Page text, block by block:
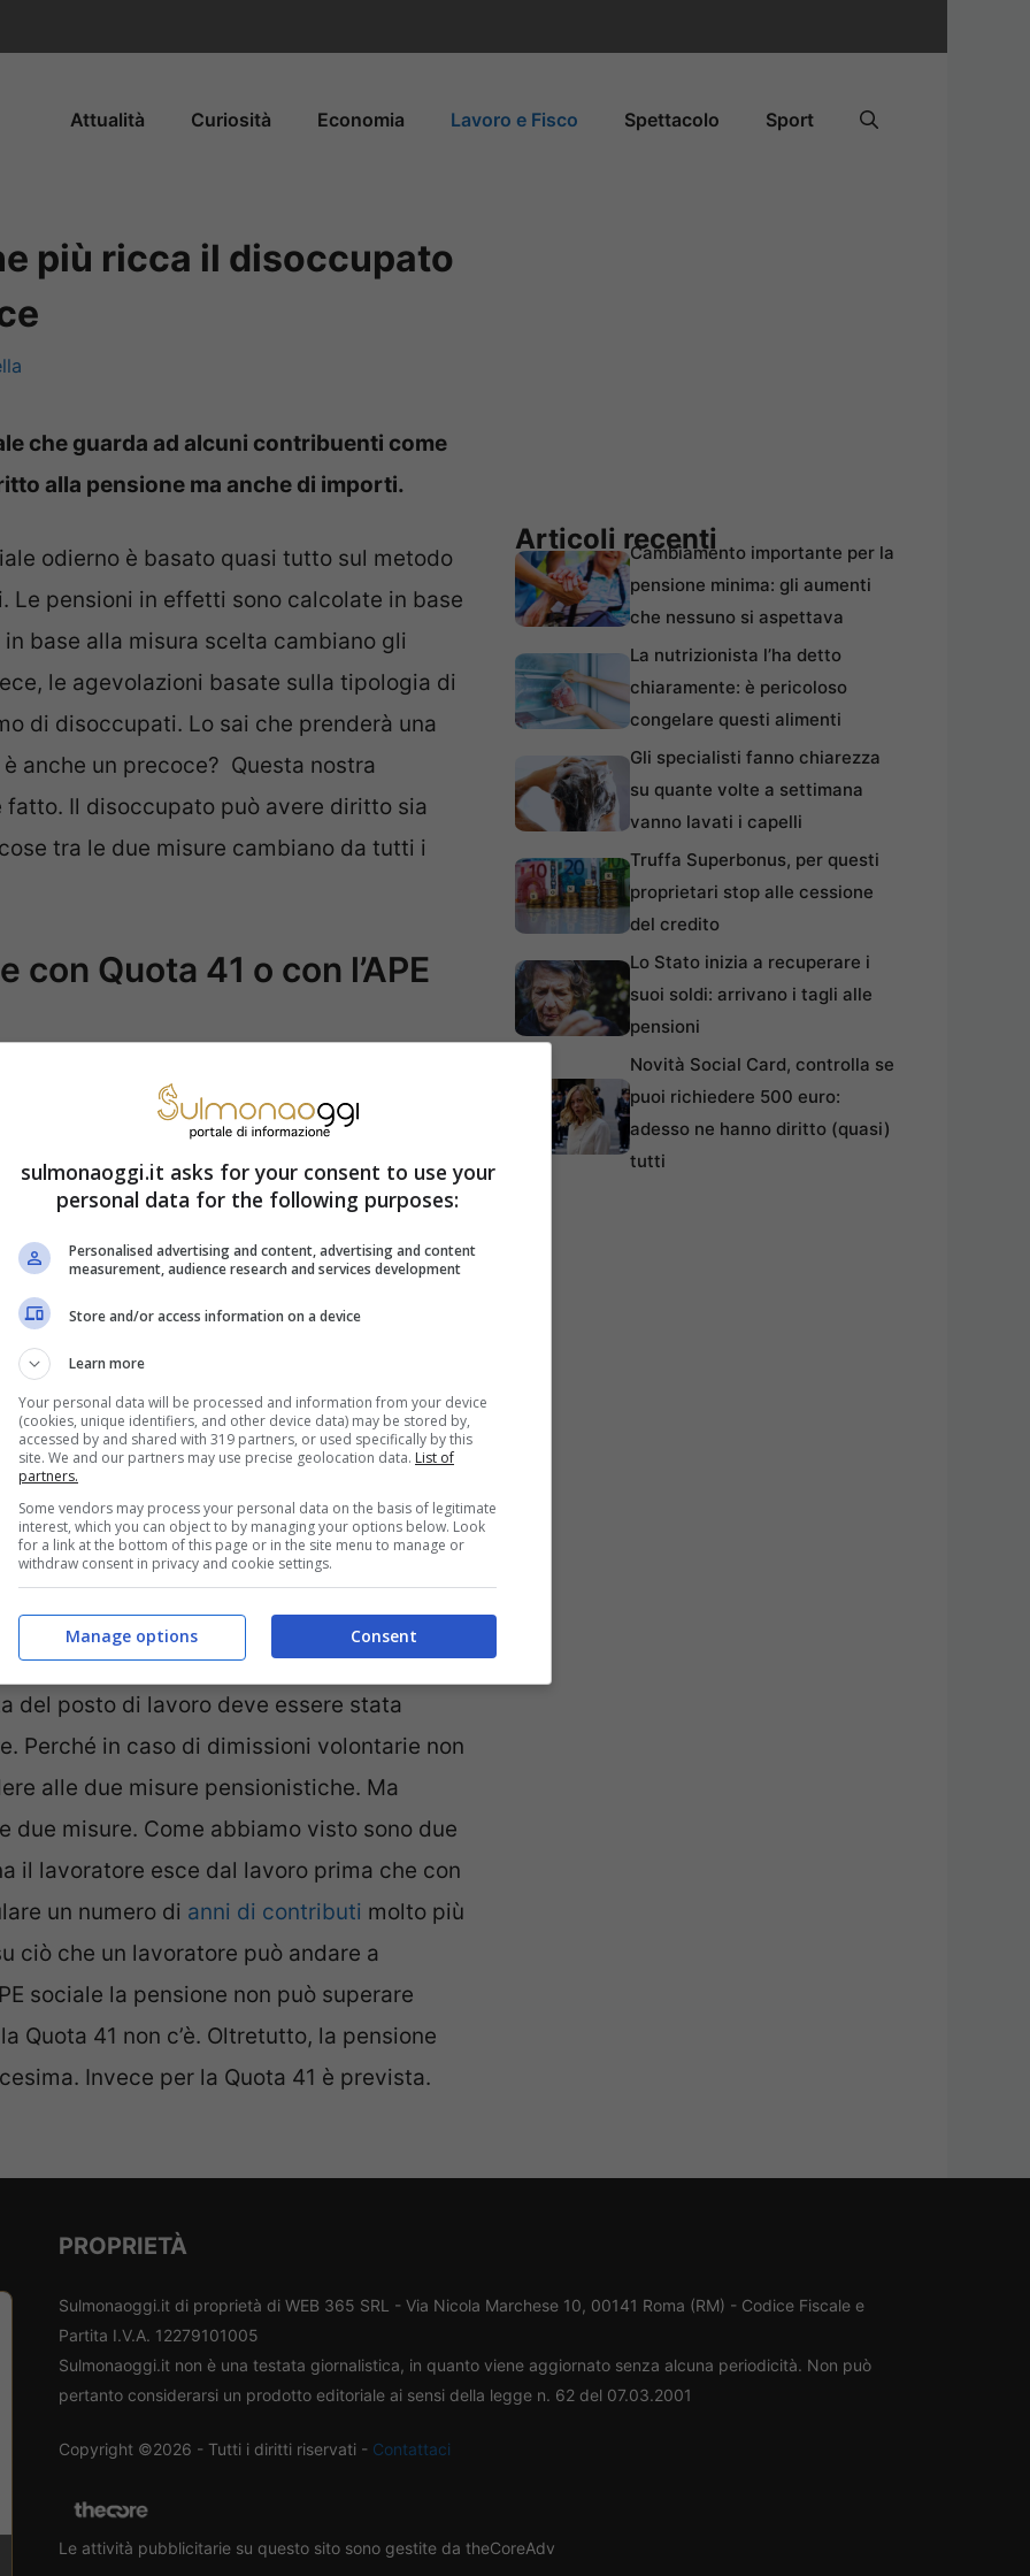
Attualità Curiosità Economia Lavoro e Fisco Spettacolo Sport
più ricca il disoccupato
che guarda ad alcuni contribuenti come
alla pensione ma anche di importi.
odierno è basato quasi tutto sul metodo
pensioni in effetti sono calcolate in base
base alla misura scelta cambiano gli
le agevolazioni basate sulla tipologia di
di disoccupati. Lo sai che prenderà una
anche un precoce? Questa nostra
Il disoccupato può avere diritto sia
tra le due misure cambiano da tutti i
Quota 41 o con l’APE
platee di riferimento. Infatti, entrambe
disoccupati e addetti alle mansioni
prende a prescindere dall’età. Ma
anni effettivi e un anno completato prima
servono 30 anni di contributi e 63,5 anni
due misure qualcosa cambia. Perché per
la NASPI. Per la Quota 41 per i
l’ultima NASPI presa sia vecchia di
ricca il disoccupato che
e due queste misure si prende solo se il
aver perso l’ultimo posto di lavoro in
del posto di lavoro deve essere stata
Perché in caso di dimissioni volontarie non
alle due misure pensionistiche. Ma
due misure. Come abbiamo visto sono due
il lavoratore esce dal lavoro prima che con
un numero di anni di contributi molto più
ciò che un lavoratore può andare a
sociale la pensione non può superare
Quota 41 non c’è. Oltretutto, la pensione
Invece per la Quota 41 è prevista.
Articoli recentiCambiamento importante per la
pensione minima: gli aumenti
che nessuno si aspettava
La nutrizionista l’ha detto
chiaramente: è pericoloso
congelare questi alimenti
Gli specialisti fanno chiarezza
su quante volte a settimana
vanno lavati i capelli
Truffa Superbonus, per questi
proprietari stop alle cessione
del credito
Lo Stato inizia a recuperare i
suoi soldi: arrivano i tagli alle
pensioni
Novità Social Card, controlla se
puoi richiedere 500 euro:
adesso ne hanno diritto (quasi)
tutti
PROPRIETÀ
Sulmonaoggi.it di proprietà di WEB 365 SRL - Via Nicola Marchese 10, 00141 Roma (RM) - Codice Fiscale e
Partita I.V.A. 12279101005
Sulmonaoggi.it non è una testata giornalistica, in quanto viene aggiornato senza alcuna periodicità. Non può
pertanto considerarsi un prodotto editoriale ai sensi della legge n. 62 del 07.03.2001
Copyright ©2026 - Tutti i diritti riservati - Contattaci
Le attività pubblicitarie su questo sito sono gestite da theCoreAdv
sulmonaoggi.it asks for your consent to use your
personal data for the following purposes:
Personalised advertising and content, advertising and content
measurement, audience research and services development
Store and/or access information on a device
Learn more
Your personal data will be processed and information from your device
(cookies, unique identifiers, and other device data) may be stored by,
accessed by and shared with 319 partners, or used specifically by this
site. We and our partners may use precise geolocation data. List of
partners.
Some vendors may process your personal data on the basis of legitimate
interest, which you can object to by managing your options below. Look
for a link at the bottom of this page or in the site menu to manage or
withdraw consent in privacy and cookie settings.
Consent
Manage options